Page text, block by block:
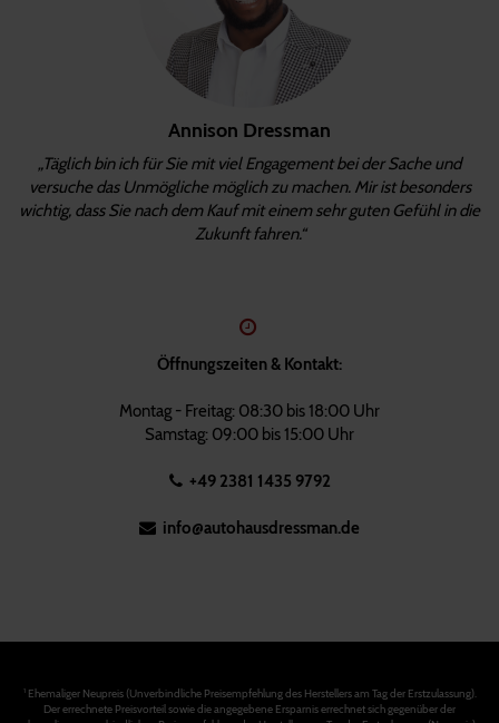
Annison Dressman
„Täglich bin ich für Sie mit viel Engagement bei der Sache und
versuche das Unmögliche möglich zu machen. Mir ist besonders
wichtig, dass Sie nach dem Kauf mit einem sehr guten Gefühl in die
Zukunft fahren.“
Öffnungszeiten & Kontakt:
Montag - Freitag: 08:30 bis 18:00 Uhr
Samstag: 09:00 bis 15:00 Uhr
+49 2381 1435 9792
info@autohausdressman.de
1Ehemaliger Neupreis (Unverbindliche Preisempfehlung des Herstellers am Tag der Erstzulassung).
Der errechnete Preisvorteil sowie die angegebene Ersparnis errechnet sich gegenüber der